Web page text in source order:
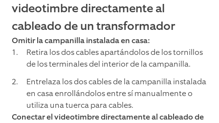
videotimbre directamente al
cableado de un transformador
Omitir la campanilla instalada en casa:
Retira los dos cables apartándolos de los tornillos
de los terminales del interior de la campanilla.
Entrelaza los dos cables de la campanilla instalada
en casa enrollándolos entre sí manualmente o
utiliza una tuerca para cables.
Conectar el videotimbre directamente al cableado de